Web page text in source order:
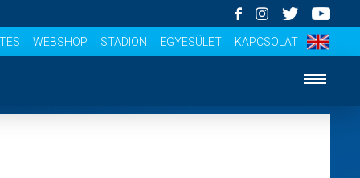
WEBSHOP STADION EGYESÜLET KAPCSOLAT